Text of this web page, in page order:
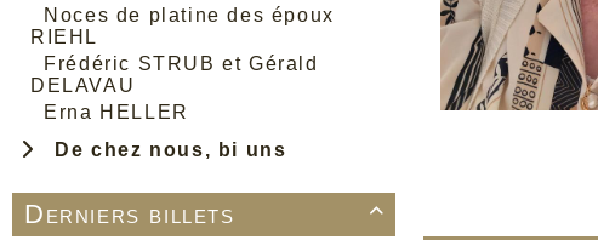
Noces de platine des époux
RIEHL
Frédéric STRUB et Gérald
DELAVAU
Erna HELLER
De chez nous, bi uns

Derniers billets